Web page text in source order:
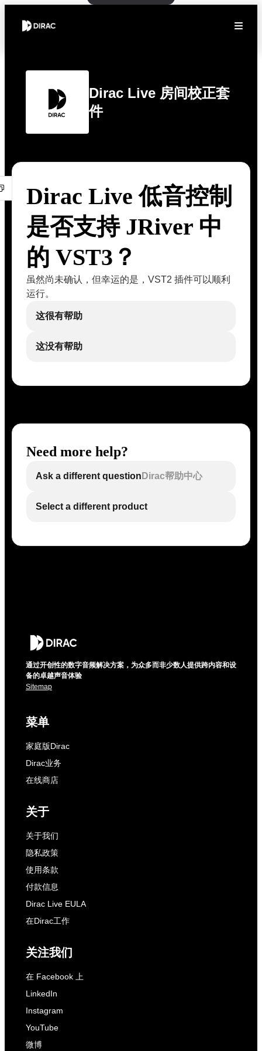
Dirac Live 房间校正套
件
Dirac Live 低音控制
是否支持 JRiver 中
的 VST3？
虽然尚未确认，但幸运的是，VST2 插件可以顺利
运行。
这很有帮助
这没有帮助
Need more help?
Ask a different question Dirac帮助中心
Select a different product
通过开创性的数字音频解决方案，为众多而非少数人提供跨内容和设
备的卓越声音体验
Sitemap
菜单
家庭版Dirac
Dirac业务
在线商店
关于
关于我们
隐私政策
使用条款
付款信息
Dirac Live EULA
在Dirac工作
关注我们
在 Facebook 上
LinkedIn
Instagram
YouTube
微博